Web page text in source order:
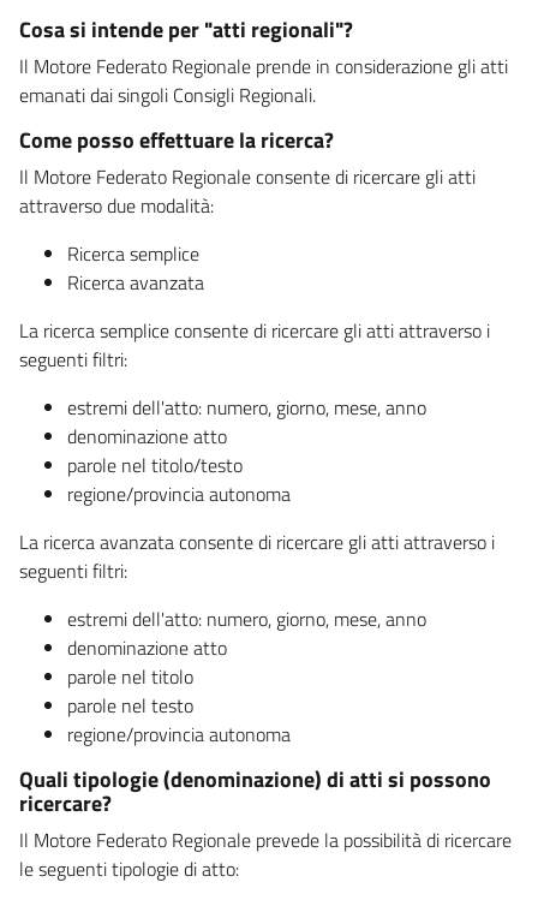
Cosa si intende per "atti regionali"?
Il Motore Federato Regionale prende in considerazione gli atti
emanati dai singoli Consigli Regionali.
Come posso effettuare la ricerca?
Il Motore Federato Regionale consente di ricercare gli atti
attraverso due modalità:
Ricerca semplice
Ricerca avanzata
La ricerca semplice consente di ricercare gli atti attraverso i
seguenti filtri:
estremi dell'atto: numero, giorno, mese, anno
denominazione atto
parole nel titolo/testo
regione/provincia autonoma
La ricerca avanzata consente di ricercare gli atti attraverso i
seguenti filtri:
estremi dell'atto: numero, giorno, mese, anno
denominazione atto
parole nel titolo
parole nel testo
regione/provincia autonoma
Quali tipologie (denominazione) di atti si possono
ricercare?
Il Motore Federato Regionale prevede la possibilità di ricercare
le seguenti tipologie di atto: